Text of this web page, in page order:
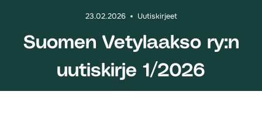
23.02.2026 Uutiskirjeet
Suomen Vetylaakso ry:n
uutiskirje 1/2026